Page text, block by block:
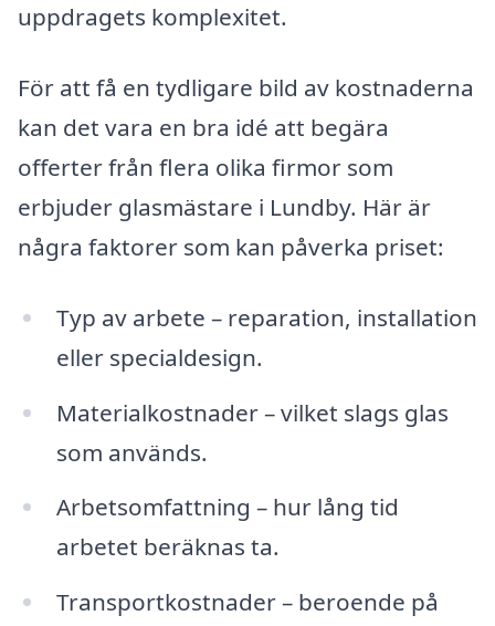
uppdragets komplexitet.
För att få en tydligare bild av kostnaderna
kan det vara en bra idé att begära
offerter från flera olika firmor som
erbjuder glasmästare i Lundby. Här är
några faktorer som kan påverka priset:
Typ av arbete – reparation, installation
eller specialdesign.
Materialkostnader – vilket slags glas
som används.
Arbetsomfattning – hur lång tid
arbetet beräknas ta.
Transportkostnader – beroende på